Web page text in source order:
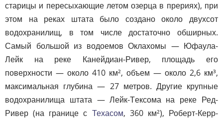
старицы и пересыхающие летом озерца в прериях), при
этом на реках штата было создано около двухсот
водохранилищ, в том числе достаточно обширных.
Самый большой из водоемов Оклахомы — Юфаула-
Лейк на реке Канейдиан-Ривер, площадь его
поверхности — около 410 км², объем — около 2,6 км³,
максимальная глубина — 27 метров. Другие крупные
водохранилища штата — Лейк-Тексома на реке Ред-
Ривер (на границе с Техасом, 360 км²), Роберт-Керр-